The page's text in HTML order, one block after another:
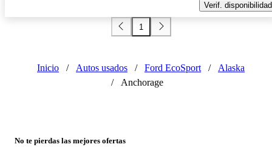
Verif. disponibilidad
1
Inicio / Autos usados / Ford EcoSport /
Alaska
/
Anchorage
No te pierdas las mejores ofertas